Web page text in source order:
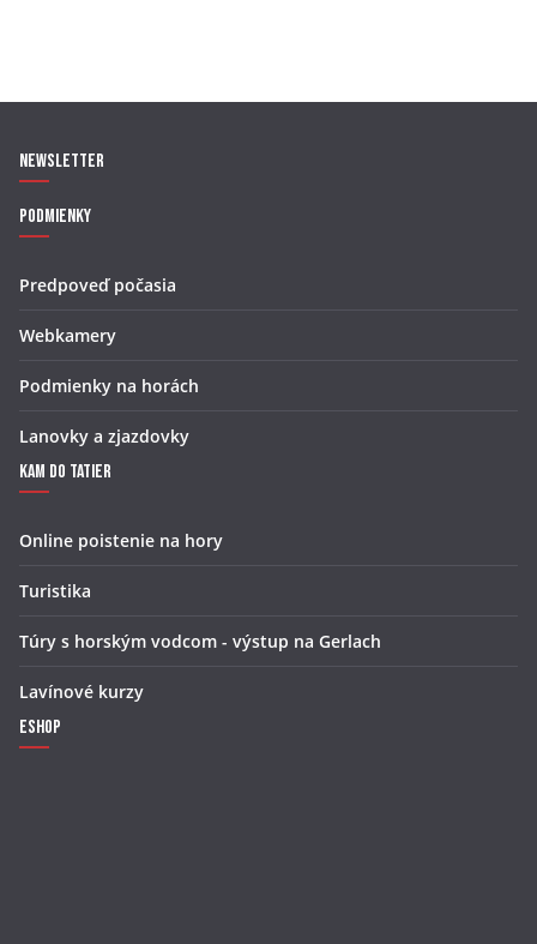
Newsletter
Podmienky
Predpoveď počasia
Webkamery
Podmienky na horách
Lanovky a zjazdovky
Kam do Tatier
Online poistenie na hory
Turistika
Túry s horským vodcom - výstup na Gerlach
Lavínové kurzy
Eshop